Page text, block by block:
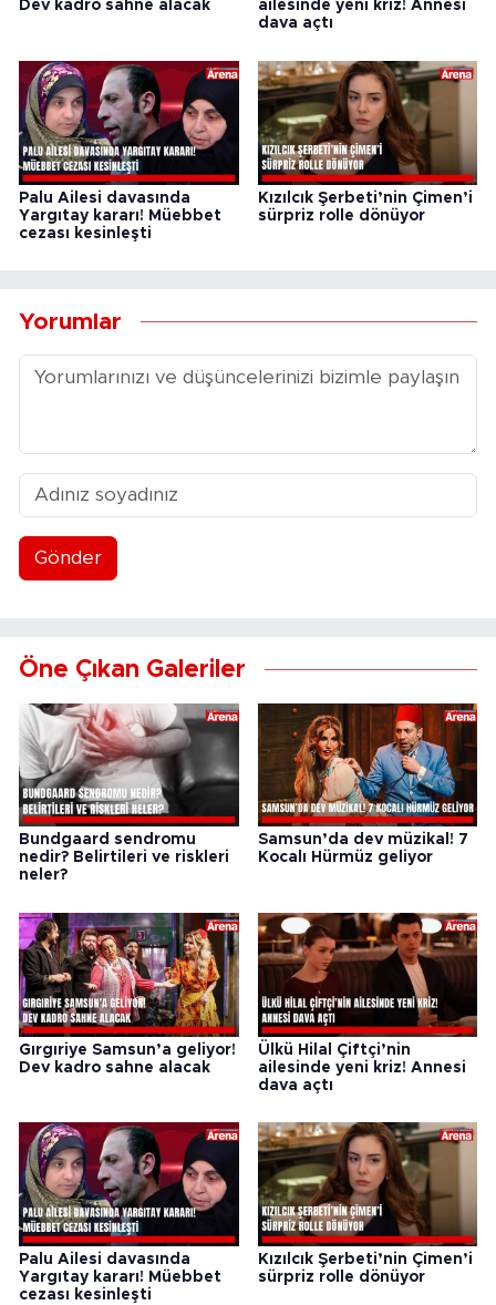
Dev kadro sahne alacak
ailesinde yeni kriz! Annesi
dava açtı
Palu Ailesi davasında
Yargıtay kararı! Müebbet
cezası kesinleşti
Kızılcık Şerbeti’nin Çimen’i
sürpriz rolle dönüyor
Yorumlar
Gönder
Öne Çıkan Galeriler
Bundgaard sendromu
nedir? Belirtileri ve riskleri
neler?
Samsun’da dev müzikal! 7
Kocalı Hürmüz geliyor
Gırgıriye Samsun’a geliyor!
Dev kadro sahne alacak
Ülkü Hilal Çiftçi’nin
ailesinde yeni kriz! Annesi
dava açtı
Palu Ailesi davasında
Yargıtay kararı! Müebbet
cezası kesinleşti
Kızılcık Şerbeti’nin Çimen’i
sürpriz rolle dönüyor